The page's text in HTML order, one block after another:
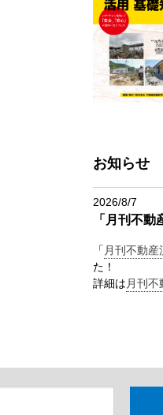
お知らせ
2026/8/7
「月刊不
「 月刊不動
た！
詳細は 月刊